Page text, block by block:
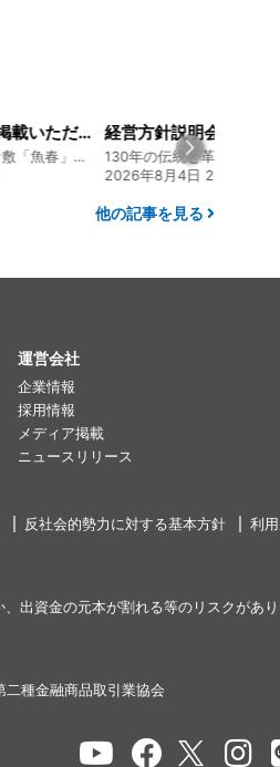
山陽新聞の一面に掲載いただきました！
創業128年の魚屋 倉敷「魚春」ファンド
2026年8月4日 20:00
他の記事を見る
運営会社
企業情報
採用情報
メディア掲載
ニュースリリース
反社会的勢力に対する基本方針
利用
出資金の元本が割れる等のリスクがあり
種金融商品取引業協会